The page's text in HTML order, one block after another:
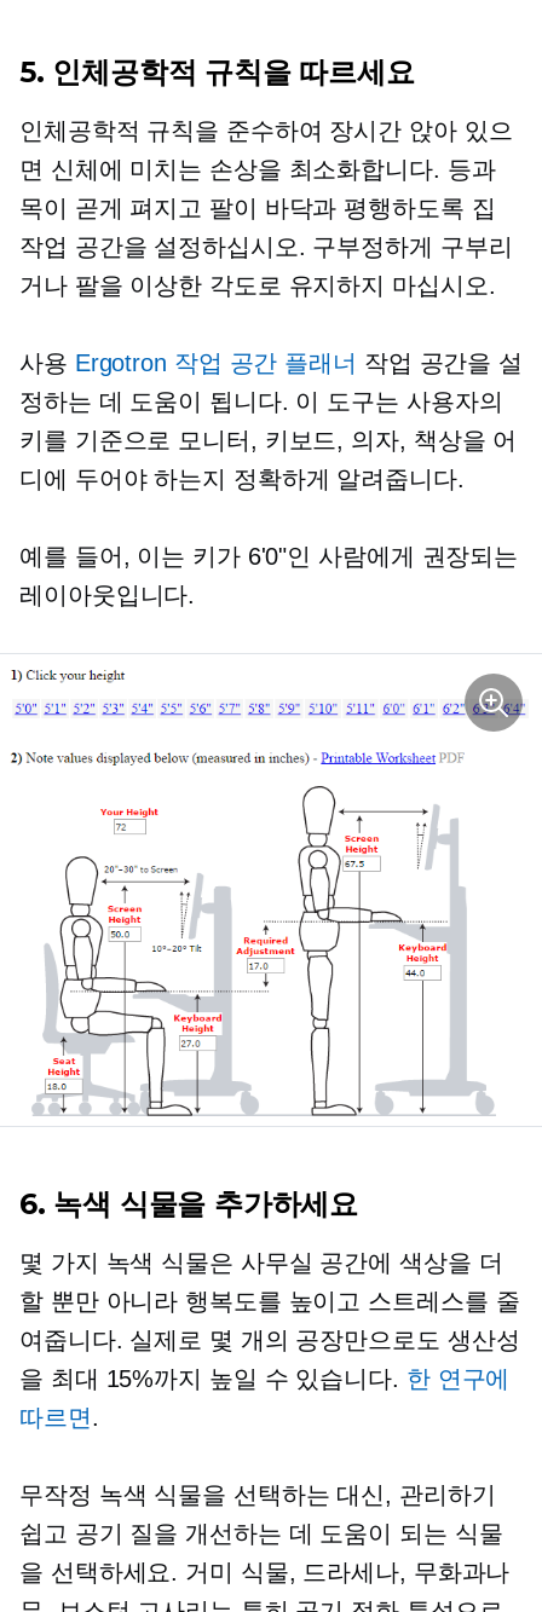
5. 인체공학적 규칙을 따르세요
인체공학적 규칙을 준수하여 장시간 앉아 있으
면 신체에 미치는 손상을 최소화합니다. 등과
목이 곧게 펴지고 팔이 바닥과 평행하도록 집
작업 공간을 설정하십시오. 구부정하게 구부리
거나 팔을 이상한 각도로 유지하지 마십시오.
사용 Ergotron 작업 공간 플래너 작업 공간을 설
정하는 데 도움이 됩니다. 이 도구는 사용자의
키를 기준으로 모니터, 키보드, 의자, 책상을 어
디에 두어야 하는지 정확하게 알려줍니다.
예를 들어, 이는 키가 6'0"인 사람에게 권장되는
레이아웃입니다.
6. 녹색 식물을 추가하세요
몇 가지 녹색 식물은 사무실 공간에 색상을 더
할 뿐만 아니라 행복도를 높이고 스트레스를 줄
여줍니다. 실제로 몇 개의 공장만으로도 생산성
을 최대 15%까지 높일 수 있습니다. 한 연구에
따르면.
무작정 녹색 식물을 선택하는 대신, 관리하기
쉽고 공기 질을 개선하는 데 도움이 되는 식물
을 선택하세요. 거미 식물, 드라세나, 무화과나